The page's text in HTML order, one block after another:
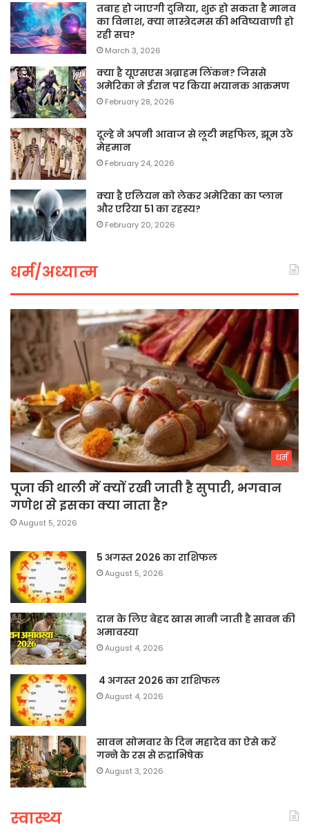
तबाह हो जाएगी दुनिया, शुरू हो सकता है मानव
का विनाश, क्या नास्त्रेदमस की भविष्यवाणी हो
रही सच?
March 3, 2026
क्या है यूएसएस अब्राहम लिंकन? जिससे
अमेरिका ने ईरान पर किया भयानक आक्रमण
February 28, 2026
दूल्हे ने अपनी आवाज से लूटी महफिल, झूम उठे
मेहमान
February 24, 2026
क्या है एलियन को लेकर अमेरिका का प्लान
और एरिया 51 का रहस्य?
February 20, 2026
धर्म/अध्यात्म
धर्म
पूजा की थाली में क्यों रखी जाती है सुपारी, भगवान
गणेश से इसका क्या नाता है?
August 5, 2026
5 अगस्त 2026 का राशिफल
August 5, 2026
दान के लिए बेहद खास मानी जाती है सावन की
अमावस्या
August 4, 2026
4 अगस्त 2026 का राशिफल
August 4, 2026
सावन सोमवार के दिन महादेव का ऐसे करें
गन्ने के रस से रुद्राभिषेक
August 3, 2026
स्वास्थ्य